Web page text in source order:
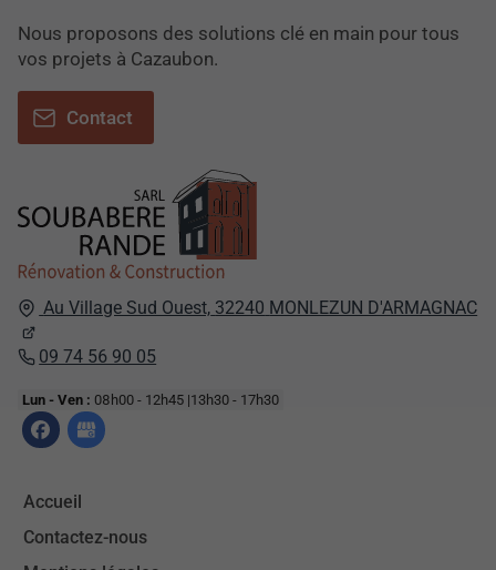
Au Village Sud Ouest, 32240 MONLEZUN D'ARMAGNAC
09 74 56 90 05
Lun - Ven : 08h00 - 12h45 |13h30 - 17h30
Accueil
Contactez-nous
Nous proposons des solutions clé en main pour tous
vos projets à Cazaubon.
Contact